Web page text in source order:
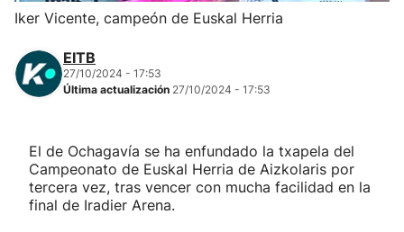
Balonmano
Kirolak 360
Carreras de montaña
Iker Vicente, campeón de Euskal Herria
EITB
27/10/2024 - 17:53
Última actualización 27/10/2024 - 17:53
El de Ochagavía se ha enfundado la txapela del
Campeonato de Euskal Herria de Aizkolaris por
tercera vez, tras vencer con mucha facilidad en la
final de Iradier Arena.